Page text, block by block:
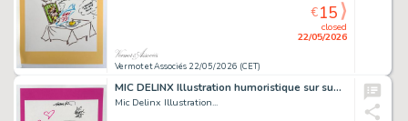
Vermot et Associés 22/05/2026 (CET)
closed
22/05/2026
€15
MIC DELINX Illustration humoristique sur support collé 25...
Mic Delinx Illustration...